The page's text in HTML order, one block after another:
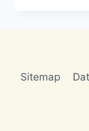
Sitemap